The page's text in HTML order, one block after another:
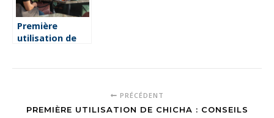
Première
utilisation de
PRÉCÉDENT
PREMIÈRE UTILISATION DE CHICHA : CONSEILS